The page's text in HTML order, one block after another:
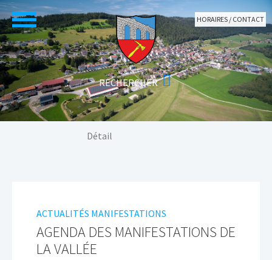
Aller au contenu principal
HORAIRES / CONTACT
Détail
ACTUALITÉS MANIFESTATIONS
AGENDA DES MANIFESTATIONS DE
LA VALLÉE